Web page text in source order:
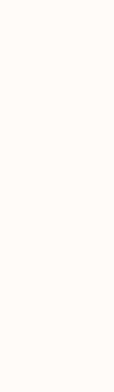
や湿度の変化から自律
利用OK！ お見逃しな